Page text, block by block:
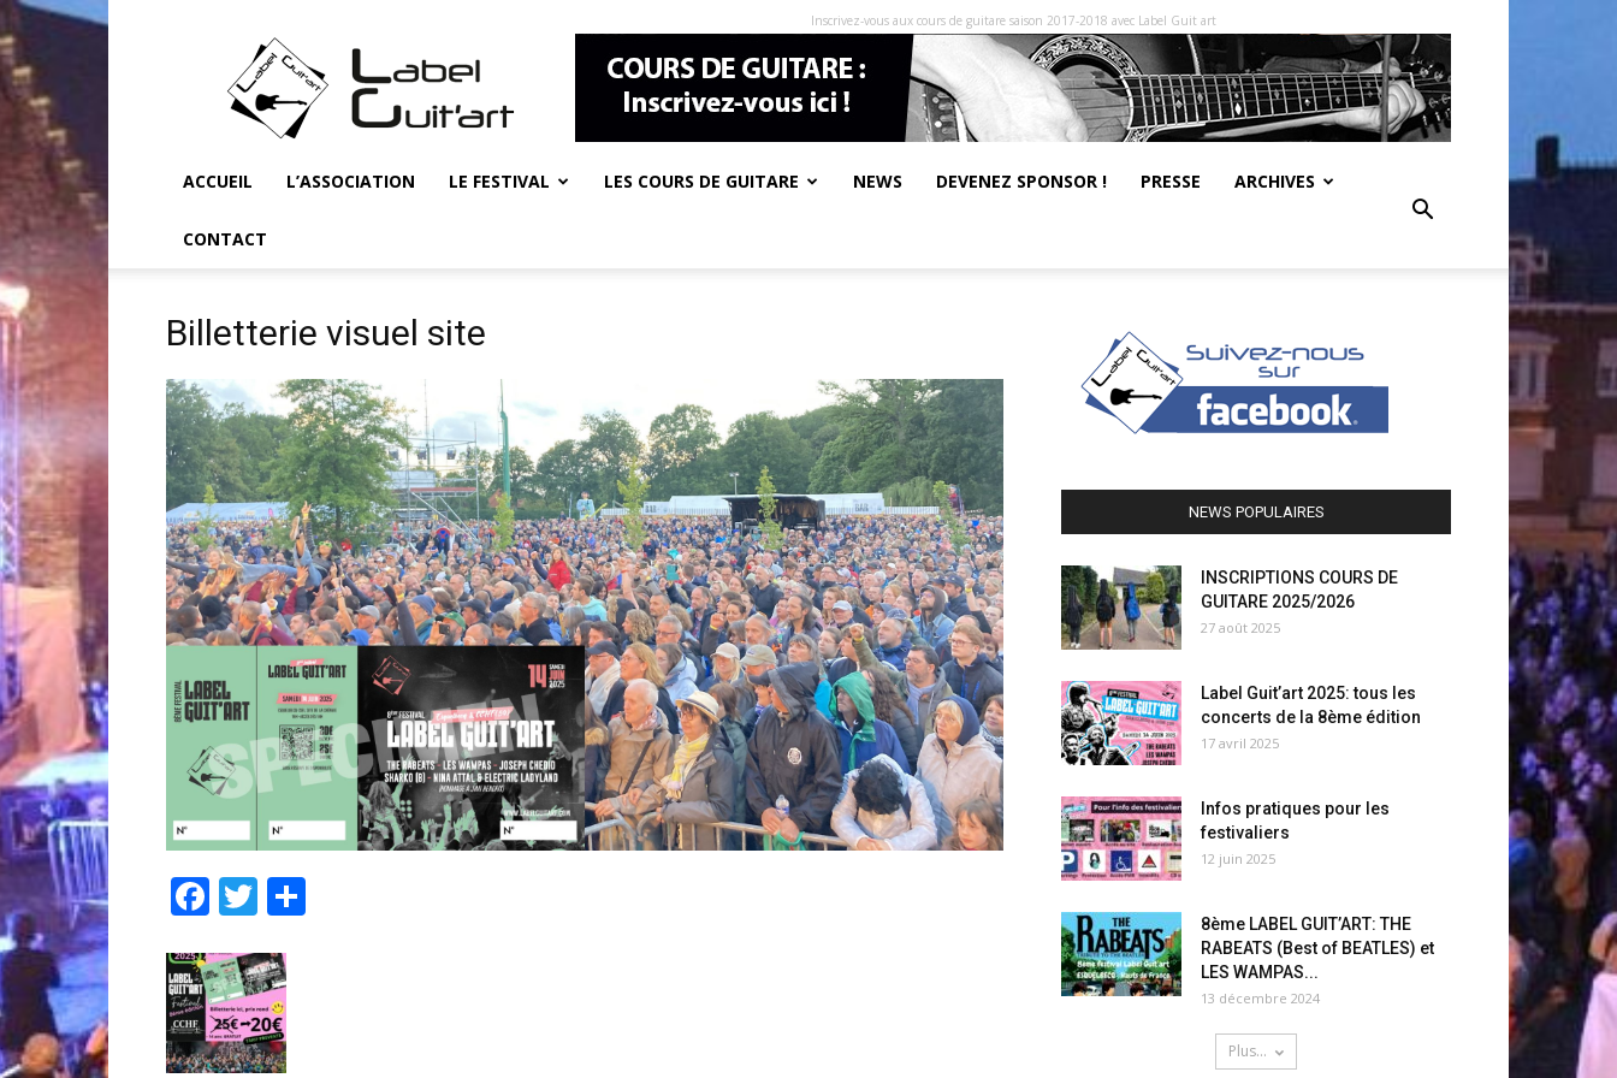
Label
Guit'art
Inscrivez-vous aux cours de guitare saison 2017-2018 avec Label Guit art
ACCUEIL L’ASSOCIATION LE FESTIVAL LES COURS DE GUITARE NEWS DEVENEZ SPONSOR ! PRESSE ARCHIVES
CONTACT
Billetterie visuel site
Facebook
Twitter
NEWS POPULAIRES
INSCRIPTIONS COURS DE
GUITARE 2025/2026
27 août 2025
Label Guit’art 2025: tous les
concerts de la 8ème édition
17 avril 2025
Infos pratiques pour les
festivaliers
12 juin 2025
8ème LABEL GUIT’ART: THE
RABEATS (Best of BEATLES) et
LES WAMPAS...
13 décembre 2024
Plus...